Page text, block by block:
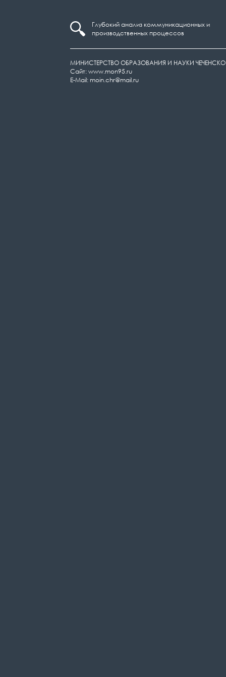
Глубокий анализ коммуникационных и
производственных процессов
МИНИСТЕРСТВО ОБРАЗОВАНИЯ И НАУКИ
Сайт: www.mon95.ru
E-Mail: moin.chr@mail.ru